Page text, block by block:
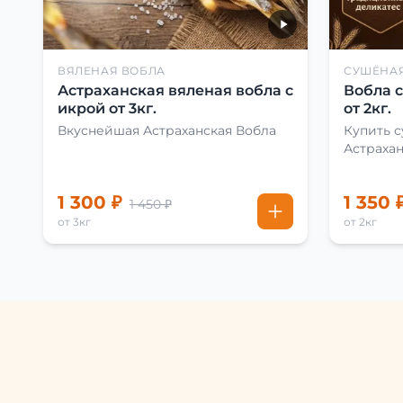
ВЯЛЕНАЯ ВОБЛА
Астраханская вяленая вобла с
икрой от 3кг.
Вкуснейшая Астраханская Вобла
1 300 ₽ 1 450 ₽
от 3кг
Вобла
от 2кг.
Купить
1 350
от 2кг